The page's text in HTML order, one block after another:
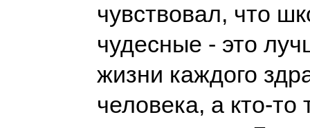
чувствовал, что
чудесные - это
жизни каждого
человека, а кто-то